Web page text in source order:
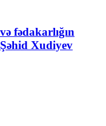
fədakarlığın
Xudiyev